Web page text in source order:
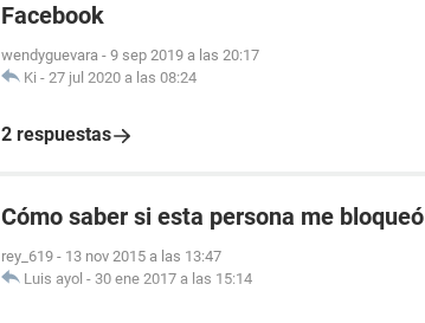
Facebook
wendyguevara - 9 sep 2019 a las 20:17
Ki - 27 jul 2020 a las 08:24
2 respuestas
Cómo saber si esta persona me
rey_619 - 13 nov 2015 a las 13:47
Luis ayol - 30 ene 2017 a las 15:14